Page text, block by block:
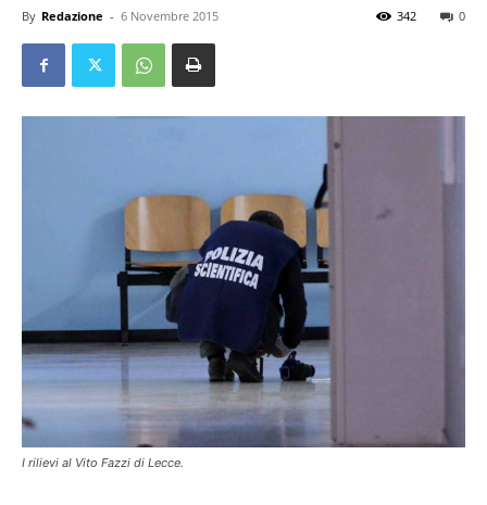
By Redazione - 6 Novembre 2015 0
342
I rilievi al Vito Fazzi di Lecce.